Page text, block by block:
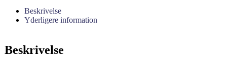
Beskrivelse
Yderligere information
Beskrivelse